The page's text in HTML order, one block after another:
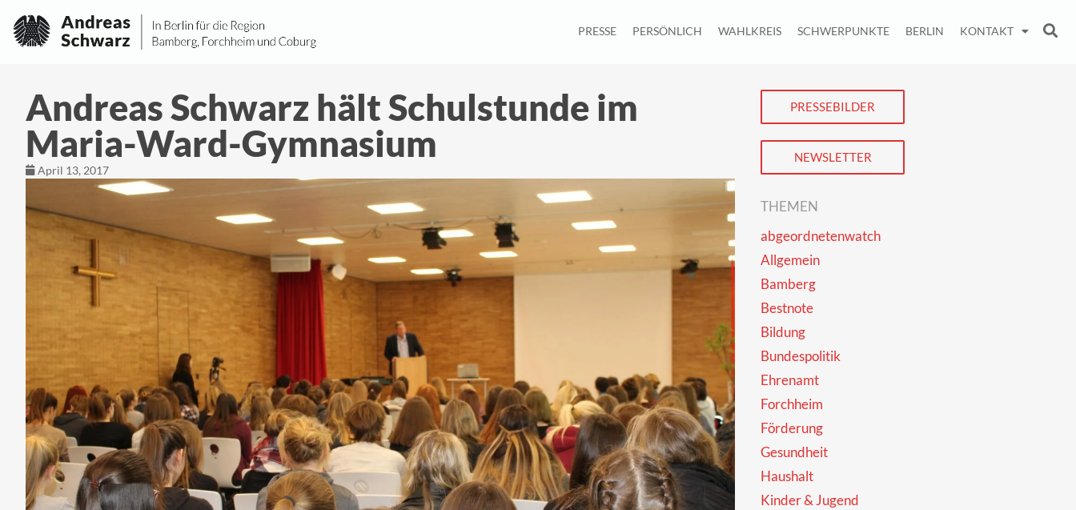
PRESSE PERSÖNLICH WAHLKREIS SCHWERPUNKTE BERLIN KONTAKT
Andreas Schwarz hält Schulstunde im
Maria-Ward-Gymnasium
April 13, 2017
PRESSEBILDER
NEWSLETTER
THEMEN
abgeordnetenwatch
Allgemein
Bamberg
Bestnote
Bildung
Bundespolitik
Ehrenamt
Forchheim
Förderung
Gesundheit
Haushalt
Kinder & Jugend